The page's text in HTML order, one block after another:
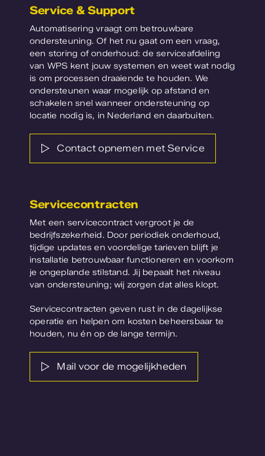
Service & Support
Automatisering vraagt om betrouwbare
ondersteuning. Of het nu gaat om een vraag,
een storing of onderhoud: de serviceafdeling
van WPS kent jouw systemen en weet wat nodig
is om processen draaiende te houden. We
ondersteunen waar mogelijk op afstand en
schakelen snel wanneer ondersteuning op
locatie nodig is, in Nederland en daarbuiten.
Contact opnemen met Service
Servicecontracten
Met een servicecontract vergroot je de
bedrijfszekerheid. Door periodiek onderhoud,
tijdige updates en voordelige tarieven blijft je
installatie betrouwbaar functioneren en voorkom
je ongeplande stilstand. Jij bepaalt het niveau
van ondersteuning; wij zorgen dat alles klopt.
Servicecontracten geven rust in de dagelijkse
operatie en helpen om kosten beheersbaar te
houden, nu én op de lange termijn.
Mail voor de mogelijkheden